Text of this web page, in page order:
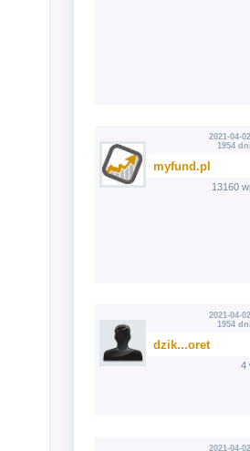
2021-04-
1954
myfund.pl
13160
2021-04-
1954
dzik...oret
4
2021-04-